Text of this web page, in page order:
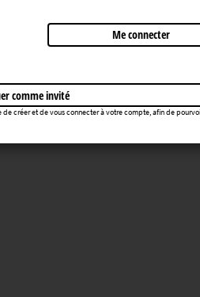
Me connecter
comme invité
créer et de vous connecter à votre compte, afin de